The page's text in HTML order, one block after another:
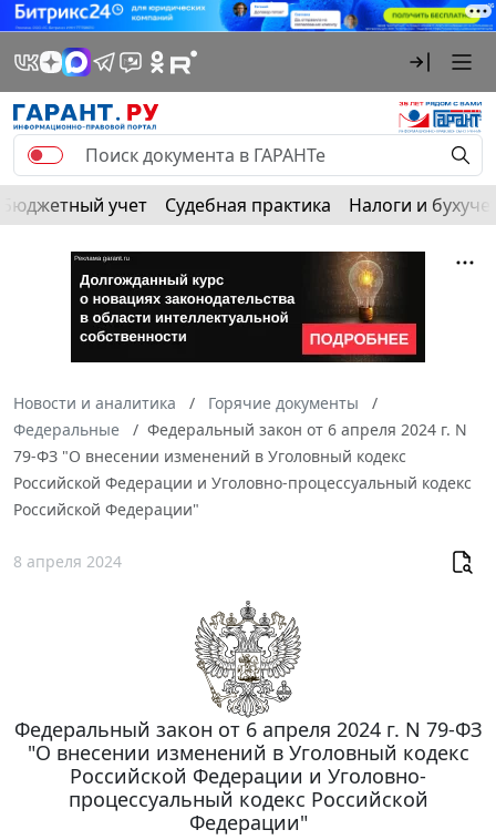
Бюджетный учет Судебная практика Налоги и
Новости и аналитика
Горячие документы
Федеральные
Федеральный закон от 6 апреля 2024 г. N
79-ФЗ "О внесении изменений в Уголовный кодекс
Российской Федерации и Уголовно-процессуальный кодекс
Российской Федерации"
8 апреля 2024
Федеральный закон от 6 апреля 2024 г. N 79-ФЗ
"О внесении изменений в Уголовный кодекс
Российской Федерации и Уголовно-
процессуальный кодекс Российской
Федерации"